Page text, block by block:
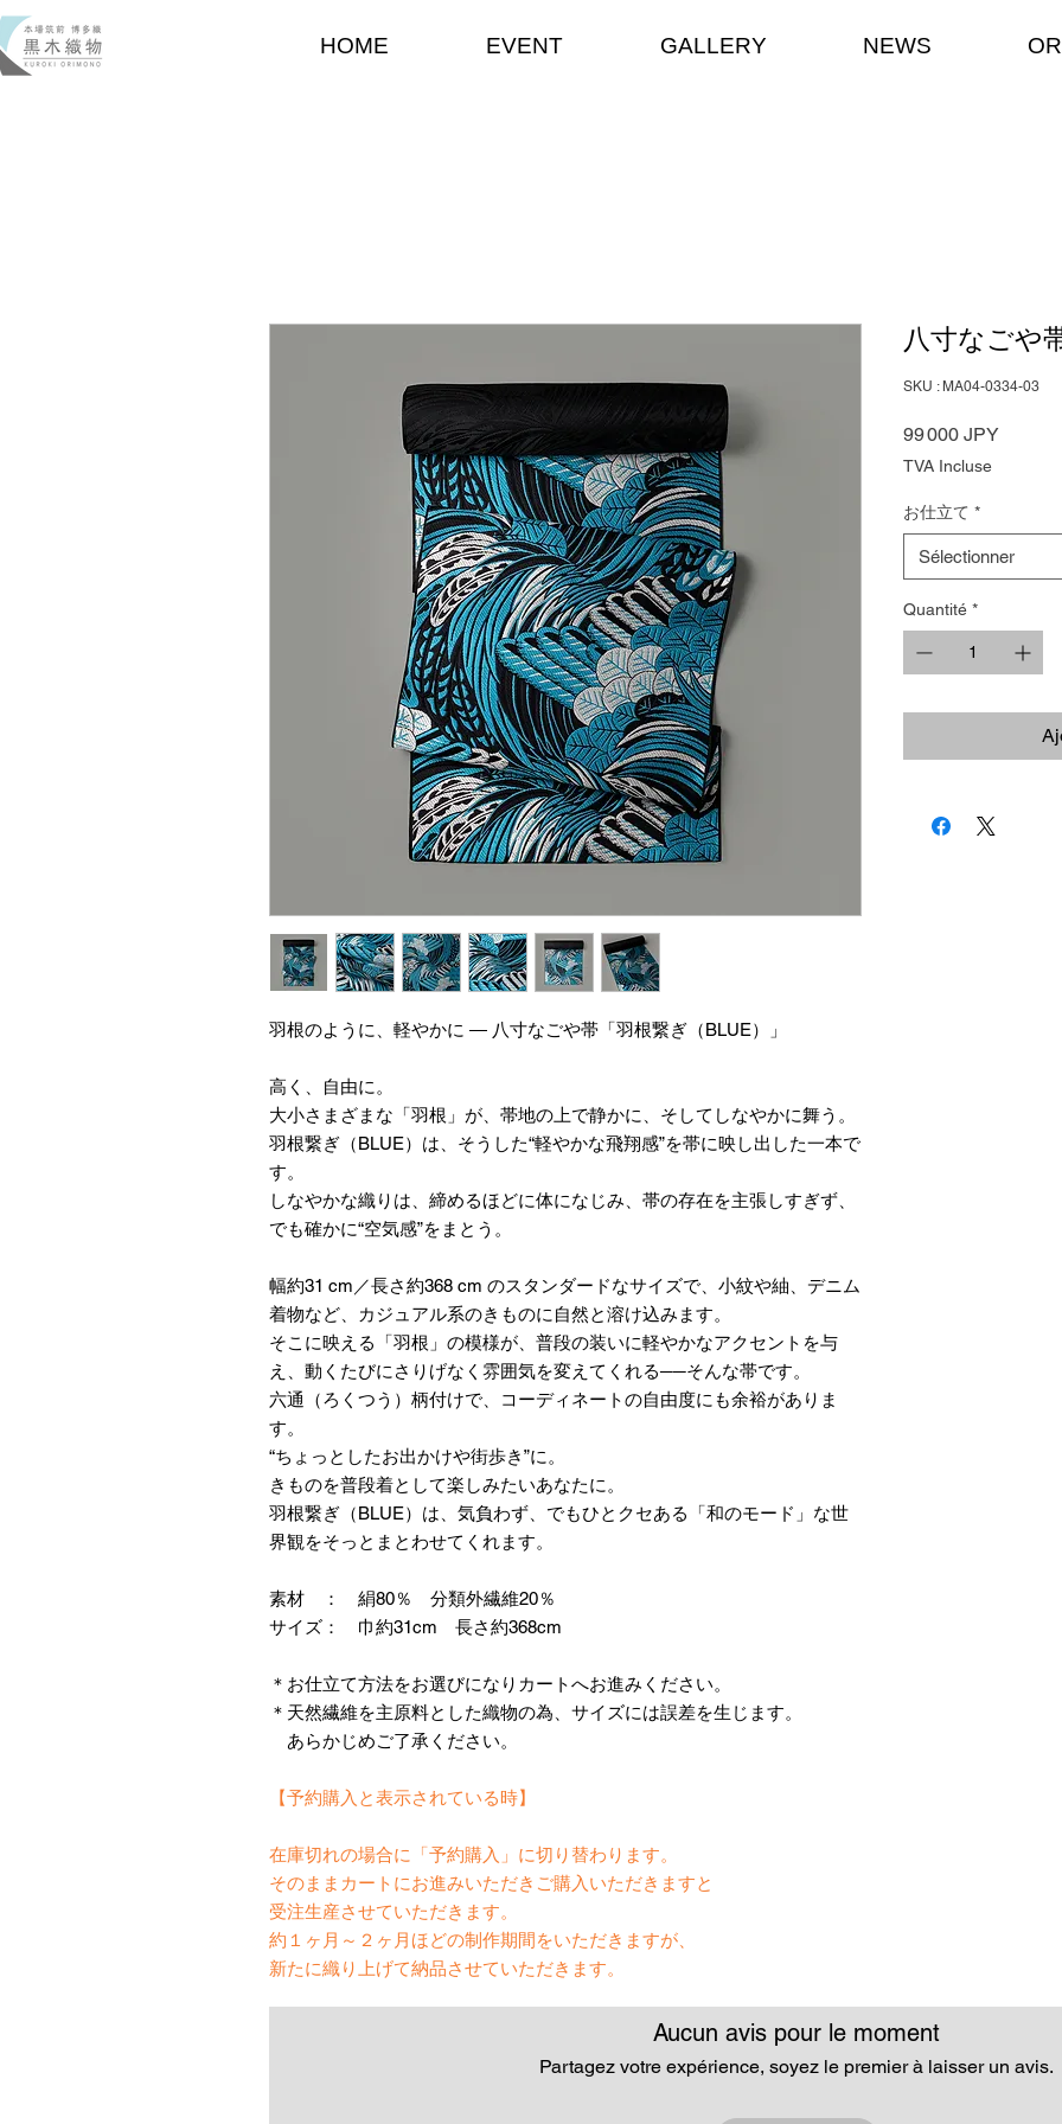
HOME EVENT GALLERY NEWS
羽根のように、軽やかに ― 八寸なごや帯「羽根繋ぎ（BLUE）」
高く、自由に。
大小さまざまな「羽根」が、帯地の上で静かに、そしてしなやかに舞う。
羽根繋ぎ（BLUE）は、そうした“軽やかな飛翔感”を帯に映し出した一本で
す。
しなやかな織りは、締めるほどに体になじみ、帯の存在を主張しすぎず、
でも確かに“空気感”をまとう。
幅約31 cm／長さ約368 cm のスタンダードなサイズで、小紋や紬、デニム
着物など、カジュアル系のきものに自然と溶け込みます。
そこに映える「羽根」の模様が、普段の装いに軽やかなアクセントを与
え、動くたびにさりげなく雰囲気を変えてくれる──そんな帯です。
六通（ろくつう）柄付けで、コーディネートの自由度にも余裕がありま
す。
“ちょっとしたお出かけや街歩き”に。
きものを普段着として楽しみたいあなたに。
羽根繋ぎ（BLUE）は、気負わず、でもひとクセある「和のモード」な世
界観をそっとまとわせてくれます。
素材 ： 絹80％ 分類外繊維20％
サイズ： 巾約31cm 長さ約368cm
＊お仕立て方法をお選びになりカートへお進みください。
＊天然繊維を主原料とした織物の為、サイズには誤差を生じます。
あらかじめご了承ください。
【予約購入と表示されている時】
在庫切れの場合に「予約購入」に切り替わります。
そのままカートにお進みいただきご購入いただきますと
受注生産させていただきます。
約１ヶ月～２ヶ月ほどの制作期間をいただきますが、
新たに織り上げて納品させていただきます。
八寸なごや
SKU : MA04-0334-03
99 000 JPYPrix
TVA Incluse
お仕立て *
Sélectionner
Quantité *
Aucun avis pour le moment
Partagez votre expérience, soyez le premier à laisser un avis.